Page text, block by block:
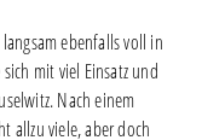
ebenfalls voll in
mit viel Einsatz und
Nach einem
allzu viele, aber doch